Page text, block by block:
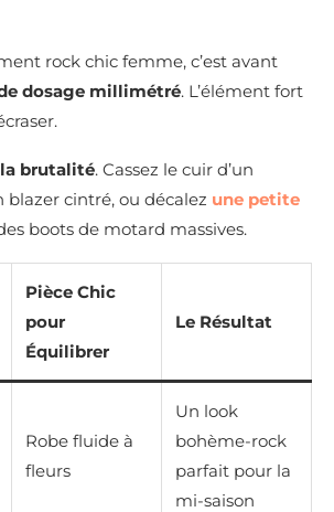
rock chic femme, c’est avant
dosage millimétré. L’élément fort
brutalité. Cassez le cuir d’un
blazer cintré, ou décalez une petite
boots de motard massives.
Pièce Chic
pour
Équilibrer
Le Résultat
Robe fluide à
fleurs
Un look
bohème-rock
parfait pour la
mi-saison